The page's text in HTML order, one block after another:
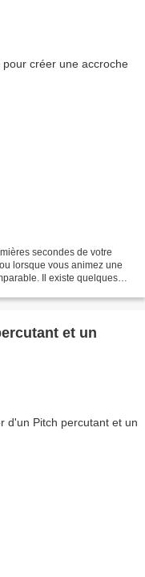
secondes de votre
lorsque vous animez une
Il existe quelques
et un